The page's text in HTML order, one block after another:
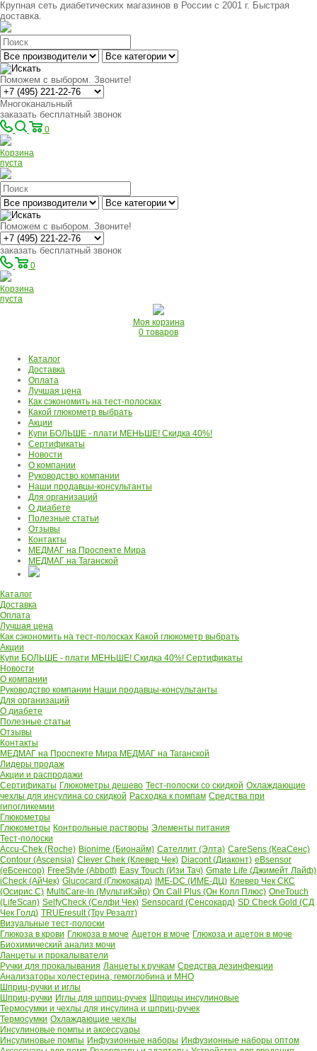
Крупная сеть диабетических магазинов в России с 2001 г. Быстрая
доставка.
Поможем с выбором. Звоните!
Многоканальный
заказать бесплатный звонок
0
Корзина
пуста
Поможем с выбором. Звоните!
заказать бесплатный звонок
0
Корзина
пуста
Моя корзина
0 товаров
Каталог
Доставка
Оплата
Лучшая цена
Как сэкономить на тест-полосках
Какой глюкометр выбрать
Акции
Купи БОЛЬШЕ - плати МЕНЬШЕ! Скидка 40%!
Сертификаты
Новости
О компании
Руководство компании
Наши продавцы-консультанты
Для организаций
О диабете
Полезные статьи
Отзывы
Контакты
МЕДМАГ на Проспекте Мира
МЕДМАГ на Таганской
Каталог
Доставка
Оплата
Лучшая цена
Как сэкономить на тест-полосках Какой глюкометр выбрать
Акции
Купи БОЛЬШЕ - плати МЕНЬШЕ! Скидка 40%! Сертификаты
Новости
О компании
Руководство компании Наши продавцы-консультанты
Для организаций
О диабете
Полезные статьи
Отзывы
Контакты
МЕДМАГ на Проспекте Мира МЕДМАГ на Таганской
Лидеры продаж
Акции и распродажи
Сертификаты Глюкометры дешево Тест-полоски со скидкой Охлаждающие
чехлы для инсулина со скидкой Расходка к помпам Средства при
гипогликемии
Глюкометры
Глюкометры Контрольные растворы Элементы питания
Тест-полоски
Accu-Chek (Roche) Bionime (Бионайм) Сателлит (Элта) CareSens (КеаСенс)
Contour (Ascensia) Clever Chek (Клевер Чек) Diacont (Диаконт) eBsensor
(еБсенсор) FreeStyle (Abbott) Easy Touch (Изи Тач) Gmate Life (Джимейт Лайф)
iCheck (АйЧек) Glucocard (Глюкокард) IME-DC (ИМЕ-ДЦ) Клевер Чек СКС
(Осирис С) MultiCare-In (МультиКэйр) On Call Plus (Он Колл Плюс) OneTouch
(LifeScan) SelfyCheck (Селфи Чек) Sensocard (Сенсокард) SD Check Gold (СД
Чек Голд) TRUEresult (Тру Резалт)
Визуальные тест-полоски
Глюкоза в крови Глюкоза в моче Ацетон в моче Глюкоза и ацетон в моче
Биохимический анализ мочи
Ланцеты и прокалыватели
Ручки для прокалывания Ланцеты к ручкам Средства дезинфекции
Анализаторы холестерина, гемоглобина и МНО
Шприц-ручки и иглы
Шприц-ручки Иглы для шприц-ручек Шприцы инсулиновые
Термосумки и чехлы для инсулина и шприц-ручек
Термосумки Охлаждающие чехлы
Инсулиновые помпы и аксессуары
Инсулиновые помпы Инфузионные наборы Инфузионные наборы оптом